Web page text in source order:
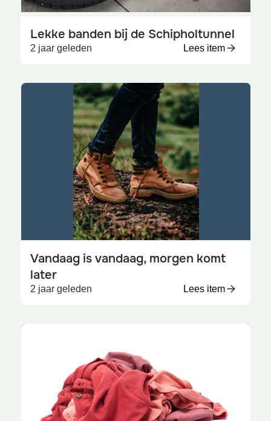
Lekke banden bij de Schipholtunnel
2 jaar geleden Lees item
Vandaag is vandaag, morgen komt
later
2 jaar geleden Lees item